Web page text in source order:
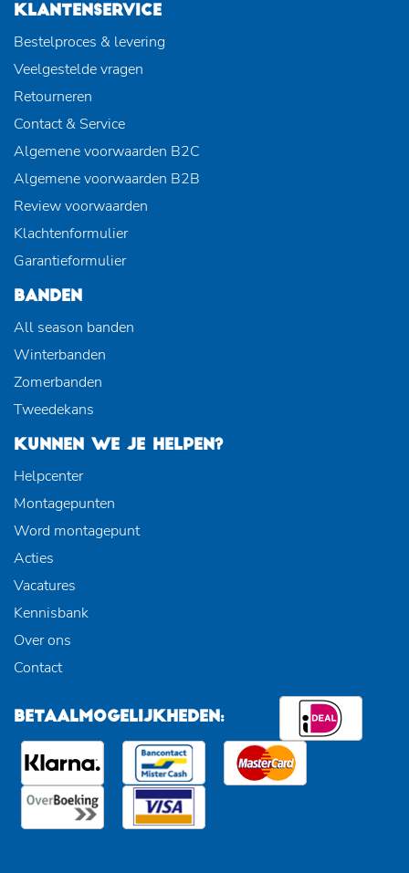
KLANTENSERVICE
Bestelproces & levering
Veelgestelde vragen
Retourneren
Contact & Service
Algemene voorwaarden B2C
Algemene voorwaarden B2B
Review voorwaarden
Klachtenformulier
Garantieformulier
BANDEN
All season banden
Winterbanden
Zomerbanden
Tweedekans
KUNNEN WE JE HELPEN?
Helpcenter
Montagepunten
Word montagepunt
Acties
Vacatures
Kennisbank
Over ons
Contact
BETAALMOGELIJKHEDEN: